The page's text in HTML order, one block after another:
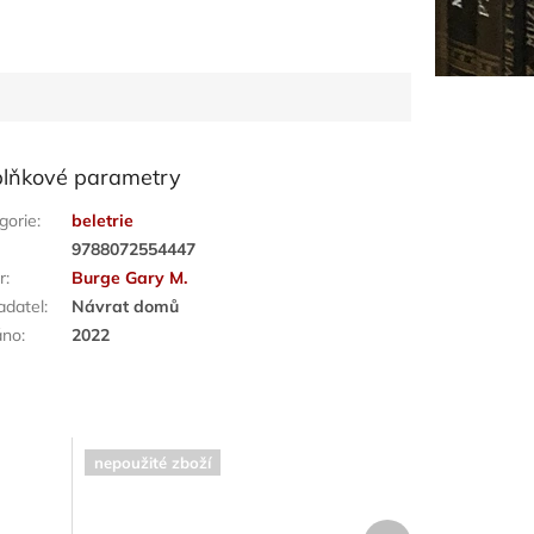
parametry
:
beletrie
9788072554447
:
Burge Gary M.
:
Návrat domů
: 2022
nepoužité zboží